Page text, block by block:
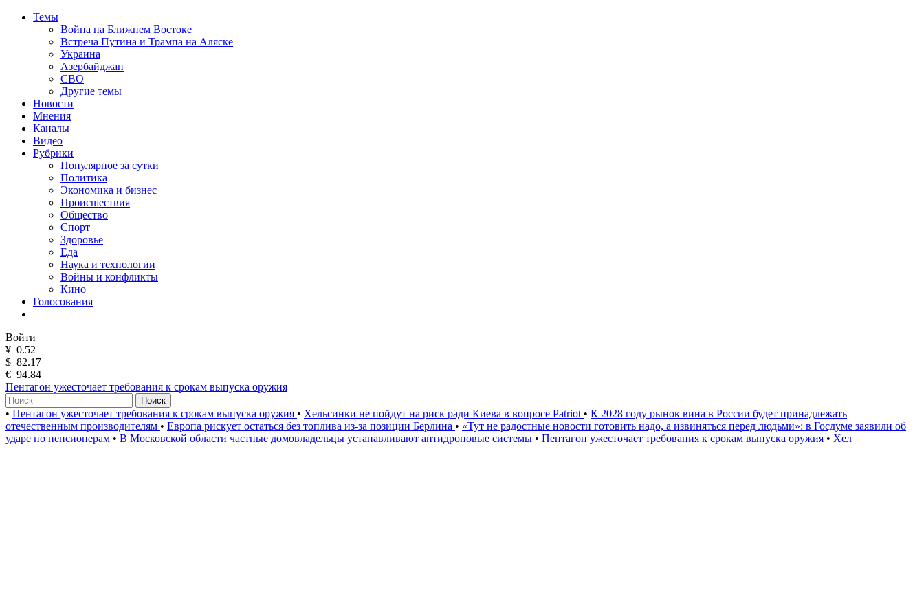
Темы
Война на Ближнем Востоке
Встреча Путина и Трампа на Аляске
Украина
Азербайджан
СВО
Другие темы
Новости
Мнения
Каналы
Видео
Рубрики
Популярное за сутки
Политика
Экономика и бизнес
Происшествия
Общество
Спорт
Здоровье
Еда
Наука и технологии
Войны и конфликты
Кино
Голосования
Войти
¥ 0.52
$ 82.17
€ 94.84
Пентагон ужесточает требования к срокам выпуска оружия
Поиск
• Пентагон ужесточает требования к срокам выпуска оружия • Хельсинки не пойдут на риск ради Киева в вопросе Patriot • К 2028 году рынок вина в России будет принадлежать
отечественным производителям • Европа рискует остаться без топлива из-за позиции Берлина • «Тут не радостные новости готовить надо, а извиняться перед людьми»: в Госдуме заявили об
ударе по пенсионерам • В Московской области частные домовладельцы устанавливают антидроновые системы • Пентагон ужесточает требования к срокам выпуска оружия • Хел